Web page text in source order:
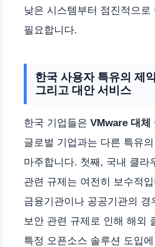
낮은 시스템부터 점진적으로
필요합니다.
한국 사용자 특유의 제
그리고 대안 서비스
한국 기업들은 VMware 대체
글로벌 기업과는 다른 특유
마주합니다. 첫째, 국내 클라
관련 규제는 여전히 보수적
금융기관이나 공공기관의 경
보안 관련 규제로 인해 해외
특정 오픈소스 솔루션 도입